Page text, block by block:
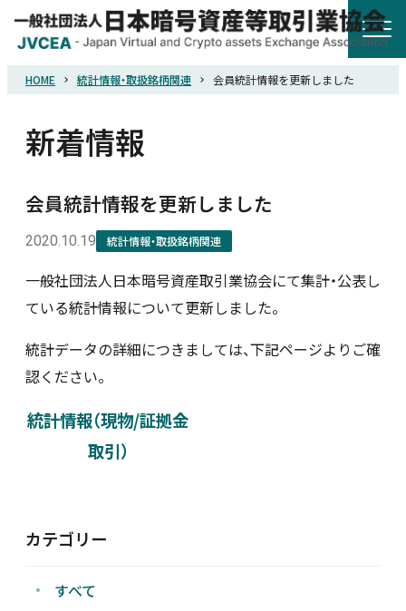
HOME
協会概要
規則・ガイドライン
会員紹介
詐欺関連情報
HOME 統計情報・取扱銘柄関連 会員統計情報を更新しました
新着情報
会員統計情報を更新しました
2020.10.19 統計情報・取扱銘柄関連
一般社団法人日本暗号資産取引業協会にて集計・公表し
ている統計情報について更新しました。
統計データの詳細につきましては、下記ページよりご確
認ください。
統計情報（現物/証拠金
取引）
カテゴリー
すべて